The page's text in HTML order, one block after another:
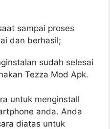
sampai proses
dan berhasil;
sudah selesai
Tezza Mod Apk.
untuk menginstall
anda. Anda
diatas untuk